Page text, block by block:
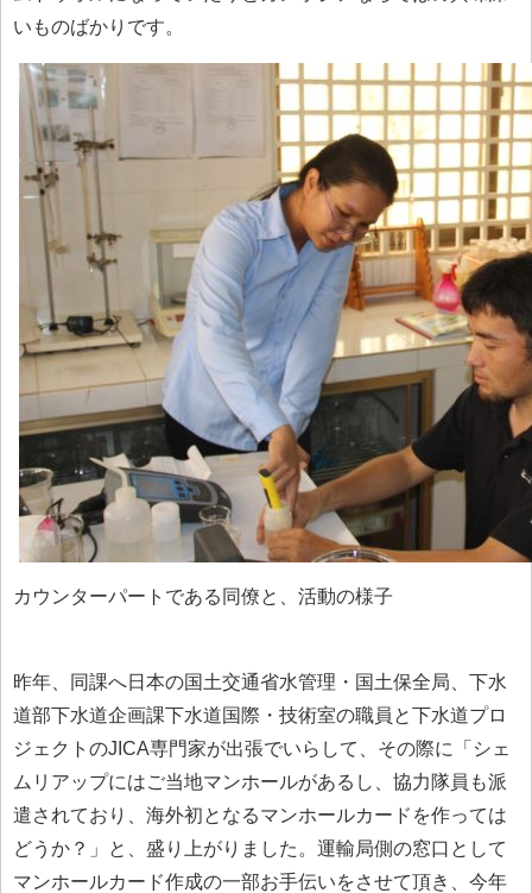
いものばかりです。
カウンターパートである同僚と、活動の様子
昨年、同課へ日本の国土交通省水管理・国土保全局、下水
道部下水道企画課下水道国際・技術室の職員と下水道プロ
ジェクトのJICA専門家が出張でいらして、その際に「シェ
ムリアップにはご当地マンホールがあるし、協力隊員も派
遣されており、海外初となるマンホールカードを作っては
どうか？」と、盛り上がりました。運輸局側の窓口として
マンホールカード作成の一部お手伝いをさせて頂き、今年